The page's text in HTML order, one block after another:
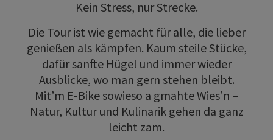
Kein Stress, nur Strecke.
Die Tour ist wie gemacht für alle, die lieber
genießen als kämpfen. Kaum steile Stücke,
dafür sanfte Hügel und immer wieder
Ausblicke, wo man gern stehen bleibt.
Mit’m E-Bike sowieso a gmahte Wies’n –
Natur, Kultur und Kulinarik gehen da ganz
leicht zam.